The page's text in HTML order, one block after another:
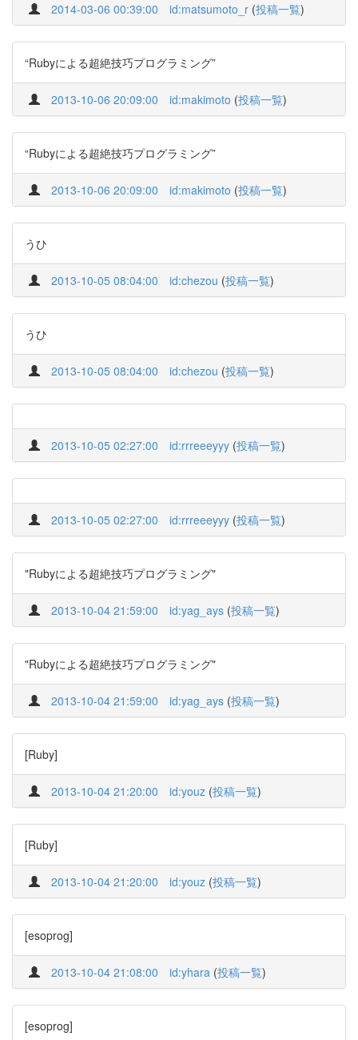
2014-03-06 00:39:00 id:matsumoto_r (投稿一覧)
“Rubyによる超絶技巧プログラミング”
2013-10-06 20:09:00 id:makimoto (投稿一覧)
“Rubyによる超絶技巧プログラミング”
2013-10-06 20:09:00 id:makimoto (投稿一覧)
うひ
2013-10-05 08:04:00 id:chezou (投稿一覧)
うひ
2013-10-05 08:04:00 id:chezou (投稿一覧)
2013-10-05 02:27:00 id:rrreeeyyy (投稿一覧)
2013-10-05 02:27:00 id:rrreeeyyy (投稿一覧)
"Rubyによる超絶技巧プログラミング"
2013-10-04 21:59:00 id:yag_ays (投稿一覧)
"Rubyによる超絶技巧プログラミング"
2013-10-04 21:59:00 id:yag_ays (投稿一覧)
[Ruby]
2013-10-04 21:20:00 id:youz (投稿一覧)
[Ruby]
2013-10-04 21:20:00 id:youz (投稿一覧)
[esoprog]
2013-10-04 21:08:00 id:yhara (投稿一覧)
[esoprog]